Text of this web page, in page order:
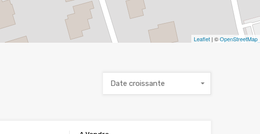
Leaflet | ©OpenStreetMap
Date croissante